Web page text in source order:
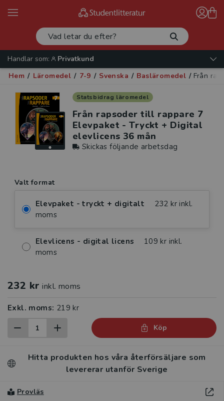
Handlar som:
Privatkund
Hem / Läromedel / 7-9 / Svenska / Basläromedel / Från
Statsbidrag läromedel
Från rapsoder till rappare 7
Elevpaket - Tryckt + Digital
elevlicens 36 mån
Skickas följande arbetsdag
Valt format
Elevpaket - tryckt + digitalt
232 kr inkl.
moms
Elevlicens - digital licens
109 kr inkl.
moms
232 kr inkl. moms
Exkl. moms: 219 kr
Köp
Hitta produkten hos våra återförsäljare som
levererar utanför Sverige
Provläs